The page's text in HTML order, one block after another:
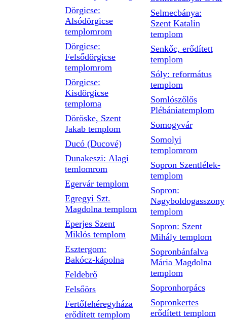
Dörgicse:
Alsódörgicse
templomrom
Dörgicse:
Felsődörgicse
templomrom
Dörgicse:
Kisdörgicse
temploma
Döröske, Szent
Jakab templom
Ducó (Ducové)
Dunakeszi: Alagi
temlomrom
Egervár templom
Egregyi Szt.
Magdolna templom
Eperjes Szent
Miklós templom
Esztergom:
Bakócz-kápolna
Feldebrő
Felsőörs
Fertőfehéregyháza
erődített templom
Selmecbánya:
Szent Katalin
templom
Senkőc, erődített
templom
Sóly: református
templom
Somlószőlős
Plébániatemplom
Somogyvár
Somolyi
templomrom
Sopron Szentlélek-
templom
Sopron:
Nagyboldogasszony
templom
Sopron: Szent
Mihály templom
Sopronbánfalva
Mária Magdolna
templom
Sopronhorpács
Sopronkertes
erődített templom